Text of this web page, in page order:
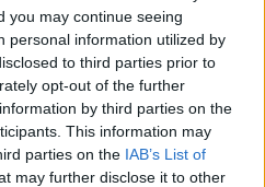
you may continue seeing
personal information utilized by
to third parties prior to
opt-out of the further
by third parties on the
This information may
parties on the IAB’s List of
may further disclose it to other
l’attenzione su un
condizioni lavorative e
il servizio offerto
del personale. Il
daAl.Si.P.Pe.